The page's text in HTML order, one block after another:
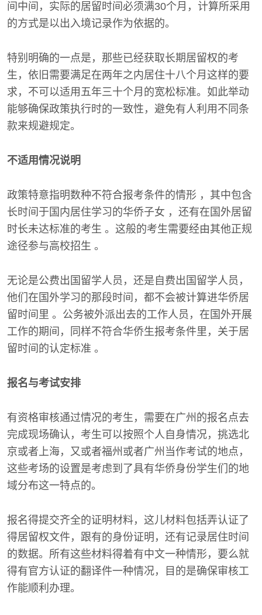
间中间，实际的居留时间必须满30个月，计算所采用
的方式是以出入境记录作为依据的。
特别明确的一点是，那些已经获取长期居留权的考
生，依旧需要满足在两年之内居住十八个月这样的要
求，不可以适用五年三十个月的宽松标准。如此举动
能够确保政策执行时的一致性，避免有人利用不同条
款来规避规定。
不适用情况说明
政策特意指明数种不符合报考条件的情形 ，其中包含
长时间于国内居住学习的华侨子女 ，还有在国外居留
时长未达标准的考生 。这般的考生需要经由其他正规
途径参与高校招生 。
无论是公费出国留学人员，还是自费出国留学人员，
他们在国外学习的那段时间，都不会被计算进华侨居
留时间里 。公务被外派出去的工作人员，在国外开展
工作的期间，同样不符合华侨生报考条件里，关于居
留时间的认定标准 。
报名与考试安排
有资格审核通过情况的考生，需要在广州的报名点去
完成现场确认，考生可以按照个人自身情况，挑选北
京或者上海，又或者福州或者广州当作考试的地点，
这些考场的设置是考虑到了具有华侨身份学生们的地
域分布这一特点的。
报名得提交齐全的证明材料，这儿材料包括弄认证了
得居留权文件，跟有的身份证明，还有记录居住时间
的数据。所有这些材料得着有中文一种情形，要么就
得有官方认证的翻译件一种情况，目的是确保审核工
作能顺利办理。